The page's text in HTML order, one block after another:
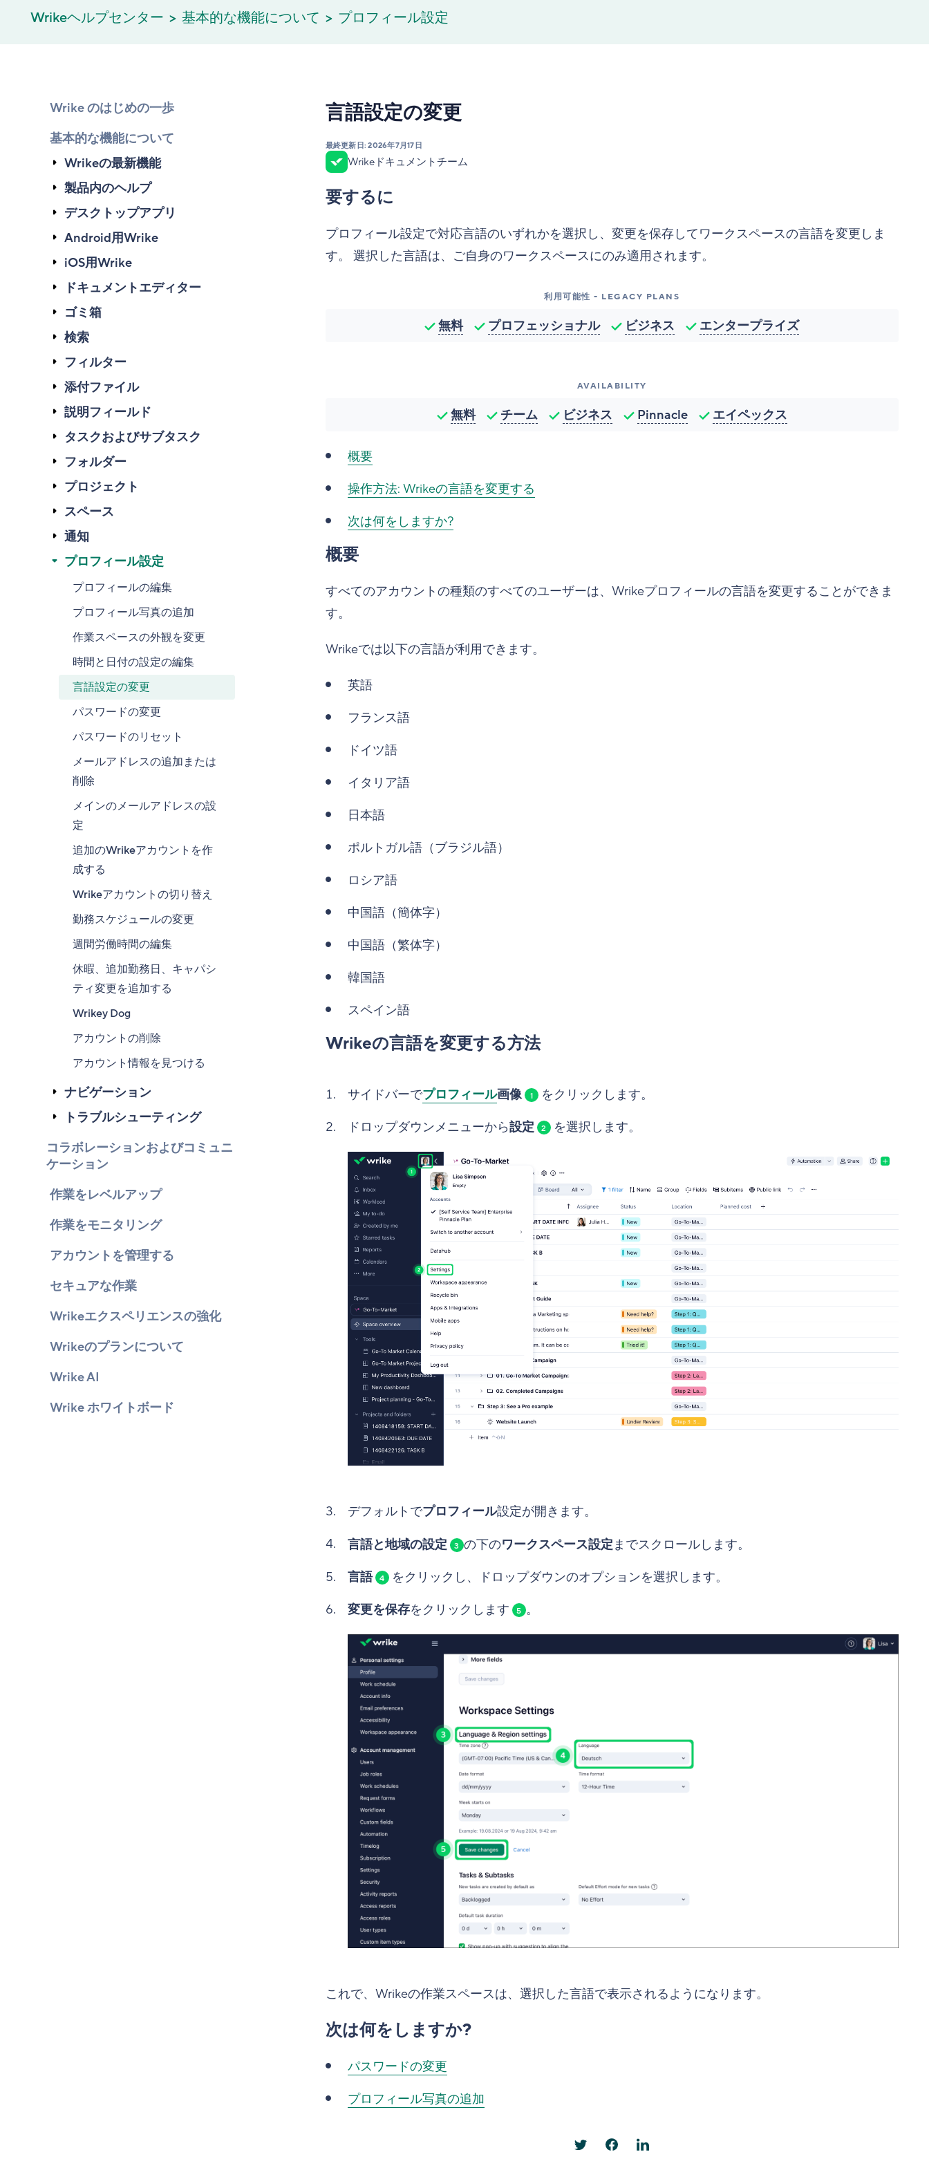
Wrikeヘルプセンター 基本的な機能について プロフィール設定
Wrike のはじめの一歩
基本的な機能について
Wrikeの最新機能
製品内のヘルプ
デスクトップアプリ
Android用Wrike
iOS用Wrike
ドキュメントエディター
ゴミ箱
検索
フィルター
添付ファイル
説明フィールド
タスクおよびサブタスク
フォルダー
プロジェクト
スペース
通知
プロフィール設定
プロフィールの編集
プロフィール写真の追加
作業スペースの外観を変更
時間と日付の設定の編集
言語設定の変更
パスワードの変更
パスワードのリセット
メールアドレスの追加または
削除
メインのメールアドレスの設
定
追加のWrikeアカウントを作
成する
Wrikeアカウントの切り替え
勤務スケジュールの変更
週間労働時間の編集
休暇、追加勤務日、キャパシ
ティ変更を追加する
Wrikey Dog
アカウントの削除
アカウント情報を見つける
ナビゲーション
トラブルシューティング
コラボレーションおよびコミュニ
ケーション
作業をレベルアップ
作業をモニタリング
アカウントを管理する
セキュアな作業
Wrikeエクスペリエンスの強化
Wrikeのプランについて
Wrike AI
Wrike ホワイトボード
言語設定の変更
最終更新日:2026年7月17日
Wrikeドキュメントチーム
要するに
プロフィール設定で対応言語のいずれかを選択し、変更を保存してワークスペースの言語を変更しま
す。 選択した言語は、ご自身のワークスペースにのみ適用されます。
利用可能性 - LEGACY PLANS
無料 プロフェッショナル ビジネス エンタープライズ
AVAILABILITY
無料 チーム ビジネス Pinnacle エイペックス
概要
操作方法: Wrikeの言語を変更する
次は何をしますか?
概要
すべてのアカウントの種類のすべてのユーザーは、Wrikeプロフィールの言語を変更することができま
す。
Wrikeでは以下の言語が利用できます。
英語
フランス語
ドイツ語
イタリア語
日本語
ポルトガル語（ブラジル語）
ロシア語
中国語（簡体字）
中国語（繁体字）
韓国語
スペイン語
Wrikeの言語を変更する方法
サイドバーでプロフィール画像 1 をクリックします。
ドロップダウンメニューから設定 2 を選択します。
デフォルトでプロフィール設定が開きます。
言語と地域の設定
3 の下のワークスペース設定までスクロールします。
言語
4 をクリックし、ドロップダウンのオプションを選択します。
変更を保存をクリックします 5 。
これで、Wrikeの作業スペースは、選択した言語で表示されるようになります。
次は何をしますか?
パスワードの変更
プロフィール写真の追加